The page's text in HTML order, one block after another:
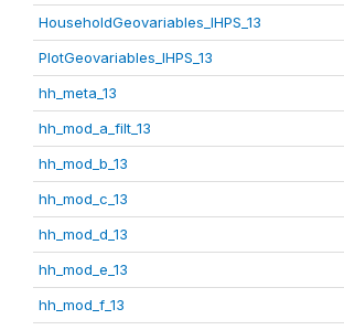
HouseholdGeovariables_IHPS_13
PlotGeovariables_IHPS_13
hh_meta_13
hh_mod_a_filt_13
hh_mod_b_13
hh_mod_c_13
hh_mod_d_13
hh_mod_e_13
hh_mod_f_13